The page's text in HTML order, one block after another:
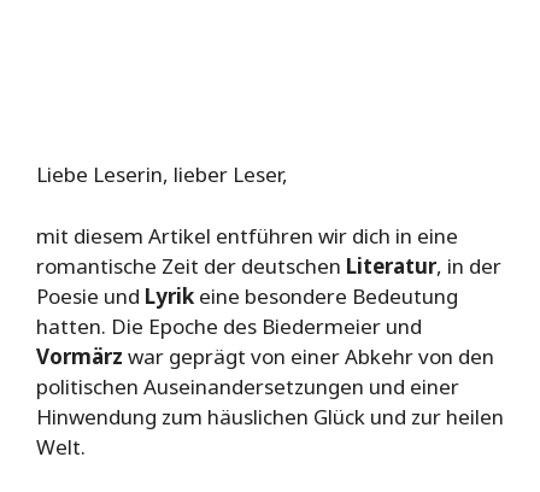
Liebe Leserin, lieber Leser,
mit diesem Artikel entführen wir dich in eine
romantische Zeit der deutschen Literatur, in der
Poesie und Lyrik eine besondere Bedeutung
hatten. Die Epoche des Biedermeier und
Vormärz war geprägt von einer Abkehr von den
politischen Auseinandersetzungen und einer
Hinwendung zum häuslichen Glück und zur heilen
Welt.